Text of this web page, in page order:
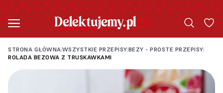
STRONA GŁÓWNA|WSZYSTKIE PRZEPISY|BEZY - PROSTE PRZEPISY|
ROLADA BEZOWA Z TRUSKAWKAMI